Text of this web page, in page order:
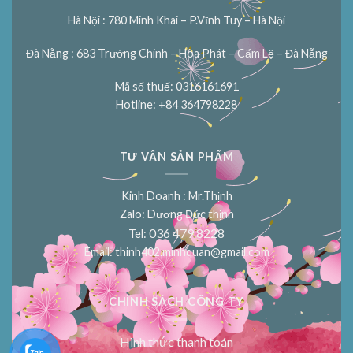
Hà Nội : 780 Minh Khai – P.Vĩnh Tuy – Hà Nội
Đà Nẵng : 683 Trường Chinh – Hòa Phát – Cẩm Lệ – Đà Nẵng
Mã số thuế: 0316161691
Hotline: +84 364798228
TƯ VẤN SẢN PHẨM
Kinh Doanh : Mr.Thịnh
Zalo: Dương Đức thịnh
Tel: 036 479 8228
Email:thinh402.minhquan@gmail.com
CHÍNH SÁCH CÔNG TY
Hình thức thanh toán